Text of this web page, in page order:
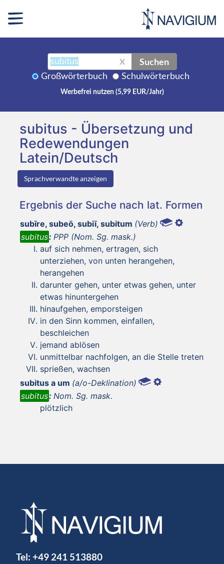
X Suchen
Großwörterbuch Schulwörterbuch
Werbefrei nutzen (5,99 EUR/Jahr)
subitus - Übersetzung und
Redewendungen
Latein/Deutsch
Sprachverwandte anzeigen
Ergebnis der Suche nach lat. Formen
subīre, subeō, subiī, subitum (Verb)
subitus: PPP (Nom. Sg. mask.)
auf sich nehmen, ertragen, sich
unterziehen, von unten herangehen,
herangehen
darunter gehen, unter etwas gehen, unter
etwas hinuntergehen
hinaufgehen, emporsteigen
in den Sinn kommen, einfallen,
beschleichen
jemand ablösen
unmittelbar nachfolgen, an die Stelle treten
sprießen, wachsen
subitus a um (a/o-Deklination)
subitus: Nom. Sg. mask.
plötzlich
Tel: +49 241 513880